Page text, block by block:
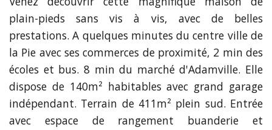
plain-pieds sans vis à vis, avec de belles
prestations. A quelques minutes du centre ville de
la Pie avec ses commerces de proximité, 2 min des
écoles et bus. 8 min du marché d'Adamville. Elle
dispose de 140m² habitables avec grand garage
indépendant. Terrain de 411m² plein sud. Entrée
avec espace de rangement buanderie et